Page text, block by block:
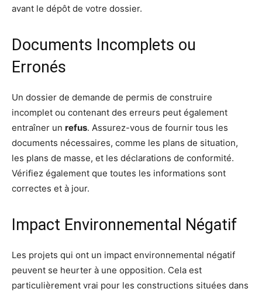
avant le dépôt de votre dossier.
Documents Incomplets ou
Erronés
Un dossier de demande de permis de construire
incomplet ou contenant des erreurs peut également
entraîner un refus. Assurez-vous de fournir tous les
documents nécessaires, comme les plans de situation,
les plans de masse, et les déclarations de conformité.
Vérifiez également que toutes les informations sont
correctes et à jour.
Impact Environnemental Négatif
Les projets qui ont un impact environnemental négatif
peuvent se heurter à une opposition. Cela est
particulièrement vrai pour les constructions situées dans